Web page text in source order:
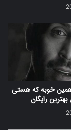
همین خوبه که هستی
رایگان